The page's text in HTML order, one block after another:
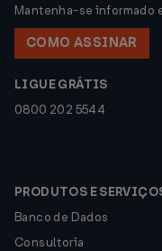
Mantenha-se informado
COMO ASSINAR
LIGUE GRÁTIS
0800 202 5544
PRODUTOS E
Banco de Dados
Consultoria